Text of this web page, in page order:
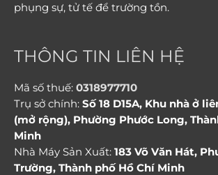
phụng sự, tử tế để trường tồn.
THÔNG TIN LIÊN HỆ
Mã số thuế: 0318977710
Trụ sở chính: Số 18 D15A, Khu nhà ở
(mở rộng), Phường Phước Long,
Minh
Nhà Máy Sản Xuất: 183 Võ Văn Hát,
Trường, Thành phố Hồ Chí Minh